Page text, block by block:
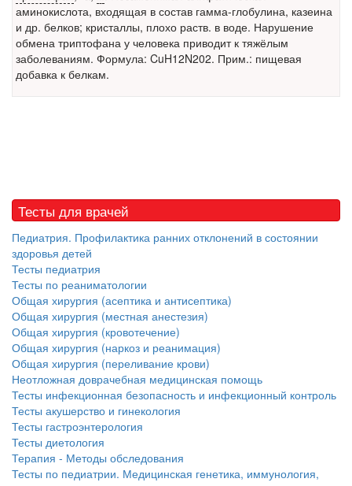
встрече с журналистами ведущих...
Местная анестезия развивает кардиотоксичность
Закон о праве родителей находиться с детьми в
реанимации внесен в Госдуму
палату на
рассмотрение. Суть его
заключается в
нахождении одного из
родителей в
больничной палате
бесплатно, в течении всего срока лечения...
аминокислота, входящая в состав гамма-глобулина, казеина
и др. белков; кристаллы, плохо раств. в воде. Нарушение
обмена триптофана у человека приводит к тяжёлым
заболеваниям. Формула: CuH12N202. Прим.: пищевая
добавка к белкам.
Тесты для врачей
Педиатрия. Профилактика ранних отклонений в состоянии
здоровья детей
Тесты педиатрия
Тесты по реаниматологии
Общая хирургия (асептика и антисептика)
Общая хирургия (местная анестезия)
Общая хирургия (кровотечение)
Общая хирургия (наркоз и реанимация)
Общая хирургия (переливание крови)
Неотложная доврачебная медицинская помощь
Тесты инфекционная безопасность и инфекционный контроль
Тесты акушерство и гинекология
Тесты гастроэнтерология
Тесты диетология
Терапия - Методы обследования
Тесты по педиатрии. Медицинская генетика, иммунология,